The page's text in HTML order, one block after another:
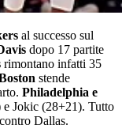
al successo sul
dopo 17 partite
rimontano infatti 35
stende
Philadelphia e
Jokic (28+21). Tutto
contro Dallas.